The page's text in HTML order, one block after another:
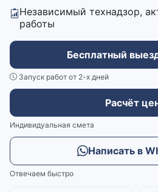
Независимый технадзор,
работы
Бесплатный
Запуск работ от 2-х дней
Расчёт
Индивидуальная смета
Написать в
Отвечаем быстро